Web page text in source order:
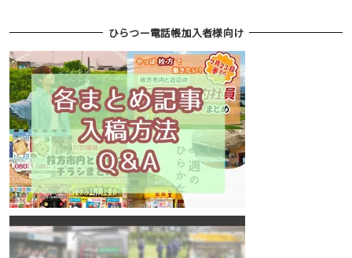
ひらつー電話帳加入者様向け